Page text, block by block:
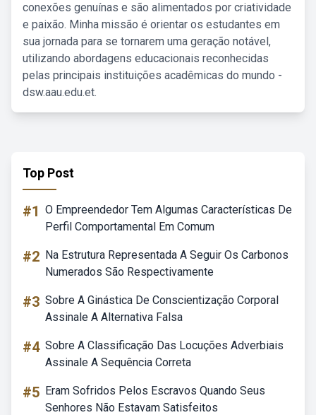
conexões genuínas e são alimentados por criatividade
e paixão. Minha missão é orientar os estudantes em
sua jornada para se tornarem uma geração notável,
utilizando abordagens educacionais reconhecidas
pelas principais instituições acadêmicas do mundo -
dsw.aau.edu.et.
Top Post
#1 O Empreendedor Tem Algumas Características De
Perfil Comportamental Em Comum
#2 Na Estrutura Representada A Seguir Os Carbonos
Numerados São Respectivamente
#3 Sobre A Ginástica De Conscientização Corporal
Assinale A Alternativa Falsa
#4 Sobre A Classificação Das Locuções Adverbiais
Assinale A Sequência Correta
#5 Eram Sofridos Pelos Escravos Quando Seus
Senhores Não Estavam Satisfeitos